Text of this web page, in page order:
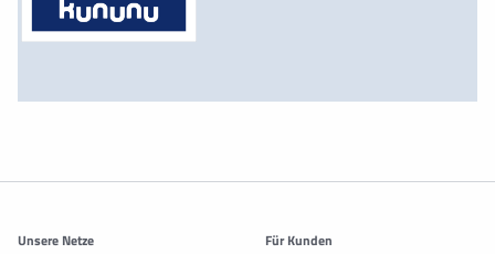
Weitere Informationen
Unsere Netze Für Kunden